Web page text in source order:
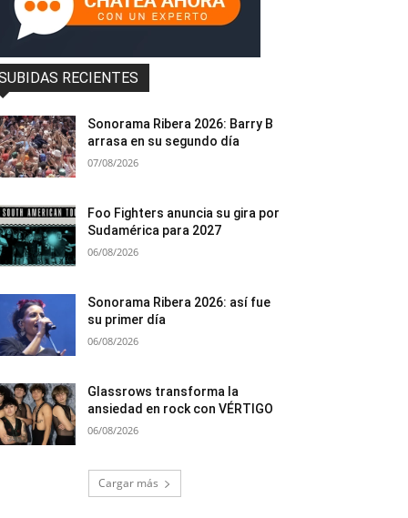
RECIENTES
Sonorama Ribera 2026: Barry B
arrasa en su segundo día
07/08/2026
Foo Fighters anuncia su gira por
Sudamérica para 2027
06/08/2026
Sonorama Ribera 2026: así fue
su primer día
06/08/2026
Glassrows transforma la
ansiedad en rock con VÉRTIGO
06/08/2026
Cargar más